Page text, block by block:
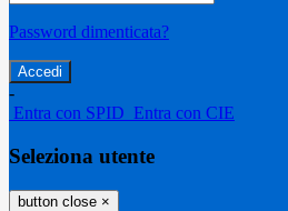
Password dimenticata?
-
Entra con SPID Entra con CIE
Seleziona utente
button close ×